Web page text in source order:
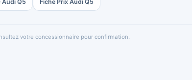
Audi Q5 Fiche Prix Audi Q5
votre concessionnaire pour confirmation.